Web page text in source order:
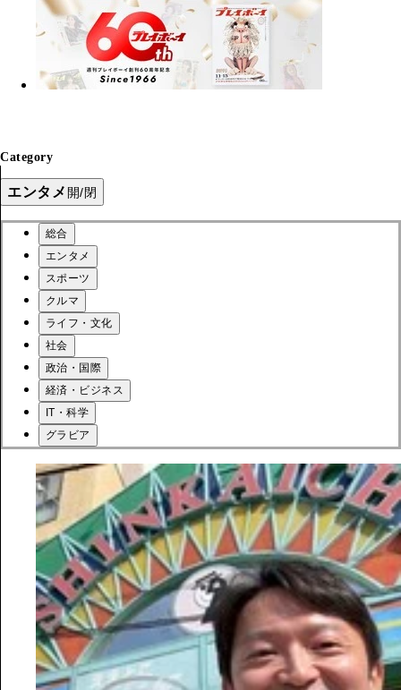
Category
エンタメ 開/閉
総合
エンタメ
スポーツ
クルマ
ライフ・文化
社会
政治・国際
経済・ビジネス
IT・科学
グラビア